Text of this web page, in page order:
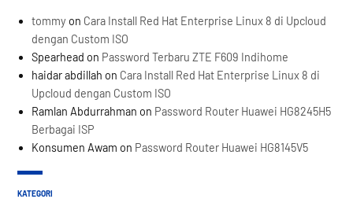
tommy on Cara Install Red Hat Enterprise Linux 8 di Upcloud
dengan Custom ISO
Spearhead on Password Terbaru ZTE F609 Indihome
haidar abdillah on Cara Install Red Hat Enterprise Linux 8 di
Upcloud dengan Custom ISO
Ramlan Abdurrahman on Password Router Huawei HG8245H5
Berbagai ISP
Konsumen Awam on Password Router Huawei HG8145V5
KATEGORI